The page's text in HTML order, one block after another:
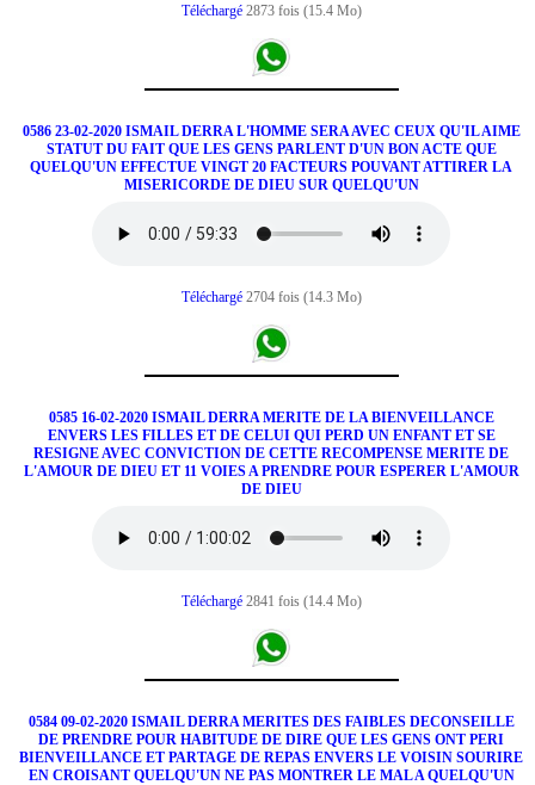
Téléchargé 2873 fois (15.4 Mo)
0586 23-02-2020 ISMAIL DERRA L'HOMME SERA AVEC CEUX QU'IL AIME
STATUT DU FAIT QUE LES GENS PARLENT D'UN BON ACTE QUE
QUELQU'UN EFFECTUE VINGT 20 FACTEURS POUVANT ATTIRER LA
MISERICORDE DE DIEU SUR QUELQU'UN
Téléchargé 2704 fois (14.3 Mo)
0585 16-02-2020 ISMAIL DERRA MERITE DE LA BIENVEILLANCE
ENVERS LES FILLES ET DE CELUI QUI PERD UN ENFANT ET SE
RESIGNE AVEC CONVICTION DE CETTE RECOMPENSE MERITE DE
L'AMOUR DE DIEU ET 11 VOIES A PRENDRE POUR ESPERER L'AMOUR
DE DIEU
Téléchargé 2841 fois (14.4 Mo)
0584 09-02-2020 ISMAIL DERRA MERITES DES FAIBLES DECONSEILLE
DE PRENDRE POUR HABITUDE DE DIRE QUE LES GENS ONT PERI
BIENVEILLANCE ET PARTAGE DE REPAS ENVERS LE VOISIN SOURIRE
EN CROISANT QUELQU'UN NE PAS MONTRER LE MAL A QUELQU'UN